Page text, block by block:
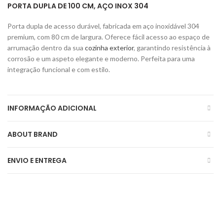
PORTA DUPLA DE 100 CM, AÇO INOX 304
Porta dupla de acesso durável, fabricada em aço inoxidável 304
premium, com 80 cm de largura. Oferece fácil acesso ao espaço de
arrumação dentro da sua cozinha exterior, garantindo resistência à
corrosão e um aspeto elegante e moderno. Perfeita para uma
integração funcional e com estilo.
INFORMAÇÃO ADICIONAL
ABOUT BRAND
ENVIO E ENTREGA